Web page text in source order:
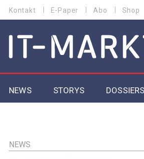
Kontakt E-Paper Abo Shop
MAIN NAVIGATION
NEWS STORYS DOSSIERS
NEWS